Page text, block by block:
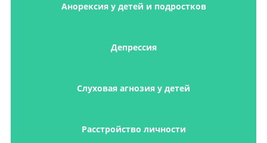
Анорексия у детей и подростков
Депрессия
Слуховая агнозия у детей
Расстройство личности